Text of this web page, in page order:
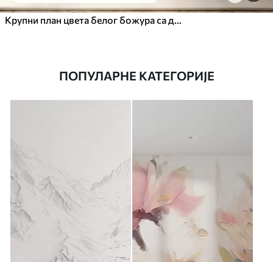
ПОПУЛАРНЕ КАТЕГОРИЈЕ